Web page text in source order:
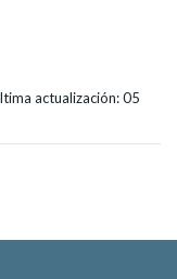
actualización: 05